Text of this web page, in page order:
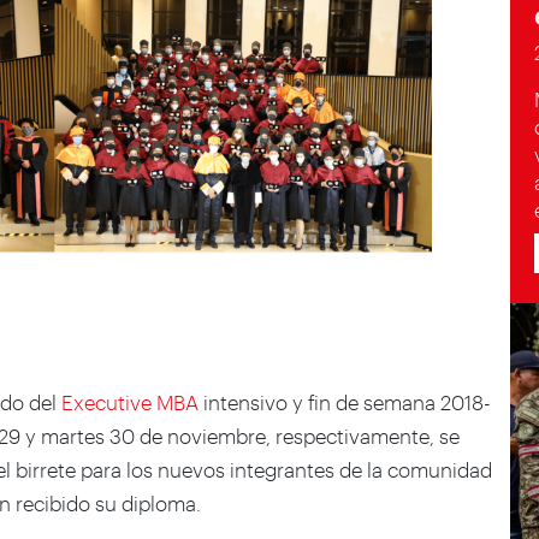
del Executive MBA intensivo y fin de semana 2018-
y martes 30 de noviembre, respectivamente, se
birrete para los nuevos integrantes de la comunidad
recibido su diploma.